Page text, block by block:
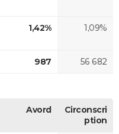
1,42% 1,09%
987 56 682
Avord
Circonscri
ption